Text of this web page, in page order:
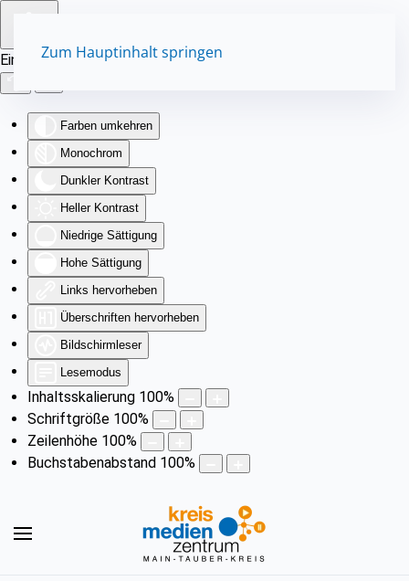
Eingabehilfen öffnen
Farben umkehren
Monochrom
Dunkler Kontrast
Heller Kontrast
Niedrige Sättigung
Hohe Sättigung
Links hervorheben
Überschriften hervorheben
Bildschirmleser
Lesemodus
Inhaltsskalierung 100%
Schriftgröße 100%
Zeilenhöhe 100%
Buchstabenabstand 100%
Zum Hauptinhalt springen